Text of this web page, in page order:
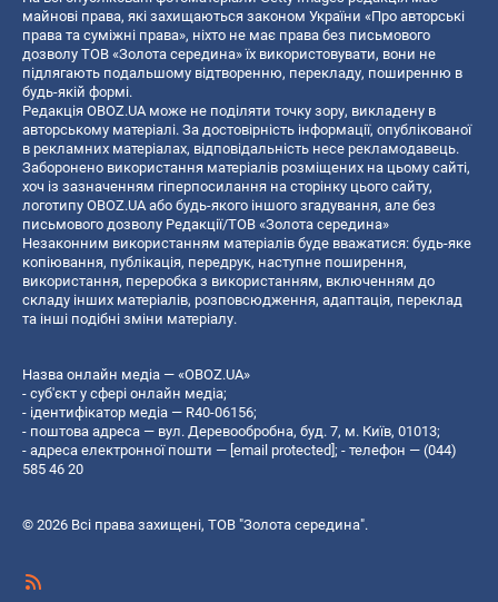
майнові права, які захищаються законом України «Про авторські
права та суміжні права», ніхто не має права без письмового
дозволу ТОВ «Золота середина» їх використовувати, вони не
підлягають подальшому відтворенню, перекладу, поширенню в
будь-якій формі.
Редакція OBOZ.UA може не поділяти точку зору, викладену в
авторському матеріалі. За достовірність інформації, опублікованої
в рекламних матеріалах, відповідальність несе рекламодавець.
Заборонено використання матеріалів розміщених на цьому сайті,
хоч із зазначенням гіперпосилання на сторінку цього сайту,
логотипу OBOZ.UA або будь-якого іншого згадування, але без
письмового дозволу Редакції/ТОВ «Золота середина»
Незаконним використанням матеріалів буде вважатися: будь-яке
копiювання, публiкацiя, передрук, наступне поширення,
використання, переробка з використанням, включенням до
складу інших матеріалів, розповсюдження, адаптація, переклад
та інші подібні зміни матеріалу.
Назва онлайн медіа — «OBOZ.UA»
- суб'єкт у сфері онлайн медіа;
- ідентифікатор медіа — R40-06156;
- поштова адреса — вул. Деревообробна, буд. 7, м. Київ, 01013;
- адреса електронної пошти — [email protected]; - телефон — (044)
585 46 20
© 2026 Всі права захищені, ТОВ "Золота середина".